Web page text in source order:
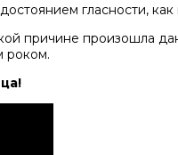
гласности,
причине произошла
роком.